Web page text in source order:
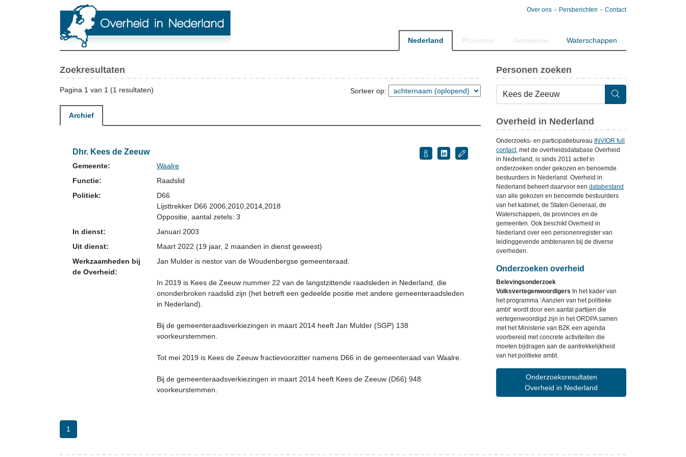
Over ons Persberichten Contact
Nederland Waterschappen
Zoekresultaten
Pagina 1 van 1 (1 resultaten) Sorteer op:
Archief
Dhr. Kees de Zeeuw
Gemeente:
Waalre
Functie:
Raadslid
Politiek:
D66
Lijsttrekker D66 2006,2010,2014,2018
Oppositie , aantal zetels: 3
In dienst:
Januari 2003
Uit dienst:
Maart 2022 (19 jaar, 2 maanden in dienst geweest)
Werkzaamheden bij
de Overheid:
Jan Mulder is nestor van de Woudenbergse gemeenteraad.
In 2019 is Kees de Zeeuw nummer 22 van de langstzittende raadsleden in Nederland, die
ononderbroken raadslid zijn (het betreft een gedeelde positie met andere gemeenteraadsleden
in Nederland).
Bij de gemeenteraadsverkiezingen in maart 2014 heeft Jan Mulder (SGP) 138
voorkeurstemmen.
Tot mei 2019 is Kees de Zeeuw fractievoorzitter namens D66 in de gemeenteraad van Waalre.
Bij de gemeenteraadsverkiezingen in maart 2014 heeft Kees de Zeeuw (D66) 948
voorkeurstemmen.
1
Personen zoeken
Overheid in Nederland
Onderzoeks- en participatiebureau
INVIOR full
contact, met de overheidsdatabase Overheid
in Nederland, is sinds 2011 actief in
onderzoeken onder gekozen en benoemde
bestuurders in Nederland. Overheid in
Nederland beheert daarvoor een databestand
van alle gekozen en benoemde bestuurders
van het kabinet, de Staten-Generaal, de
Waterschappen, de provincies en de
gemeenten. Ook beschikt Overheid in
Nederland over een personenregister van
leidinggevende ambtenaren bij de diverse
overheden.
Onderzoeken overheid
Belevingsonderzoek
Volksvertegenwoordigers In het kader van
het programma ‘Aanzien van het politieke
ambt’ wordt door een aantal partijen die
vertegenwoordigd zijn in het ORDPA samen
met het Ministerie van BZK een agenda
voorbereid met concrete activiteiten die
moeten bijdragen aan de aantrekkelijkheid
van het politieke ambt.
Onderzoeksresultaten
Overheid in Nederland